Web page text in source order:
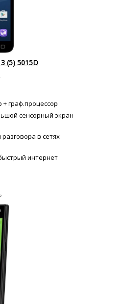
(5) 5015D
граф.процессор
сенсорный экран
в сетях
интернет